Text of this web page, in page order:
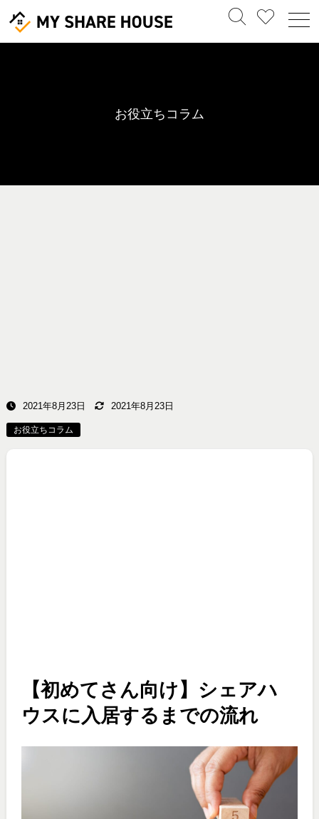
お役立ちコラム
2021年8月23日 2021年8月23日
お役立ちコラム
【初めてさん向け】シェアハ
ウスに入居するまでの流れ